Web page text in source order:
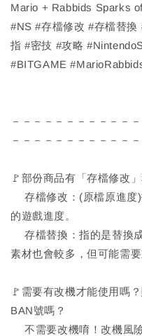
Mario + Rabbids Sparks
#NS #存檔修改 #存檔替
指 #密技 #攻略
#BITGAME
－－－－－－－－－－－
－－－－－－－－－－－
🚩部份商品有「存檔修改
存檔修改：(原檔原進度)
的遊戲進度。
存檔替換：指的是替換
素材也會較多，但可能需要
🚩需要有改機才能使用嗎
BAN號嗎？
不需要改機唷！改機風險